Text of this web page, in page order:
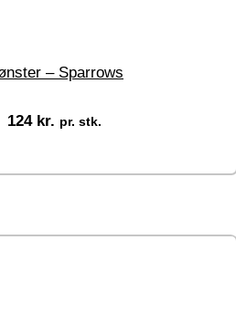
– Sparrows
124 kr. pr. stk.